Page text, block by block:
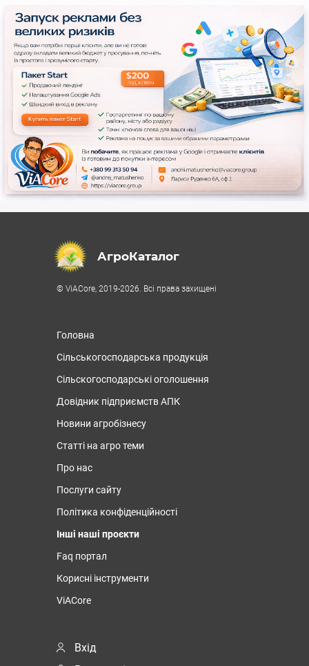
АгроКаталог
© ViACore, 2019-2026. Всі права захищені
Головна
Сільськогосподарська продукція
Сільскогосподарські оголошення
Довідник підприємств АПК
Новини агробізнесу
Статті на агро теми
Про нас
Послуги сайту
Політика конфіденційності
Інші наші проєкти
Faq портал
Корисні інструменти
ViACore
Вхід